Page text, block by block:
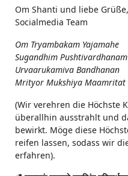
Om Shanti und liebe
Socialmedia Team
Om Tryambakam Yajamahe
Sugandhim Pushtivardhanam
Urvaarukamiva Bandhanan
Mrityor Mukshiya Maamritat
(Wir verehren die Höchste
überallhin ausstrahlt und
bewirkt. Möge diese
reifen lassen, sodass wir
erfahren).